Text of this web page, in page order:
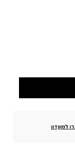
למועדון